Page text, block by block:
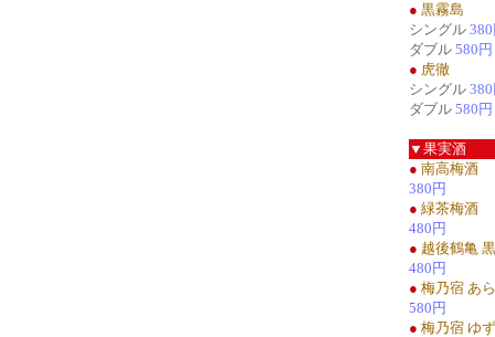
● 黒霧島
シングル
ダブル 580円
● 虎徹
シングル
ダブル 580円
▼果実酒
● 南高梅酒
380円
● 緑茶梅酒
480円
● 越後鶴亀
480円
● 梅乃宿 あ
580円
● 梅乃宿 ゆ